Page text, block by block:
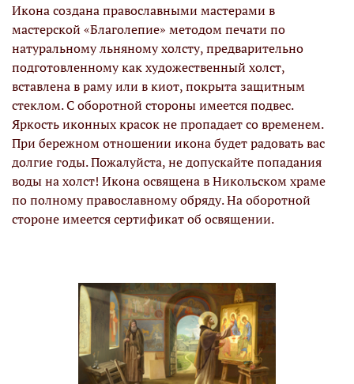
Икона создана православными мастерами в
мастерской «Благолепие» методом печати по
натуральному льняному холсту, предварительно
подготовленному как художественный холст,
вставлена в раму или в киот, покрыта защитным
стеклом. С оборотной стороны имеется подвес.
Яркость иконных красок не пропадает со временем.
При бережном отношении икона будет радовать вас
долгие годы. Пожалуйста, не допускайте попадания
воды на холст! Икона освящена в Никольском храме
по полному православному обряду. На оборотной
стороне имеется сертификат об освящении.